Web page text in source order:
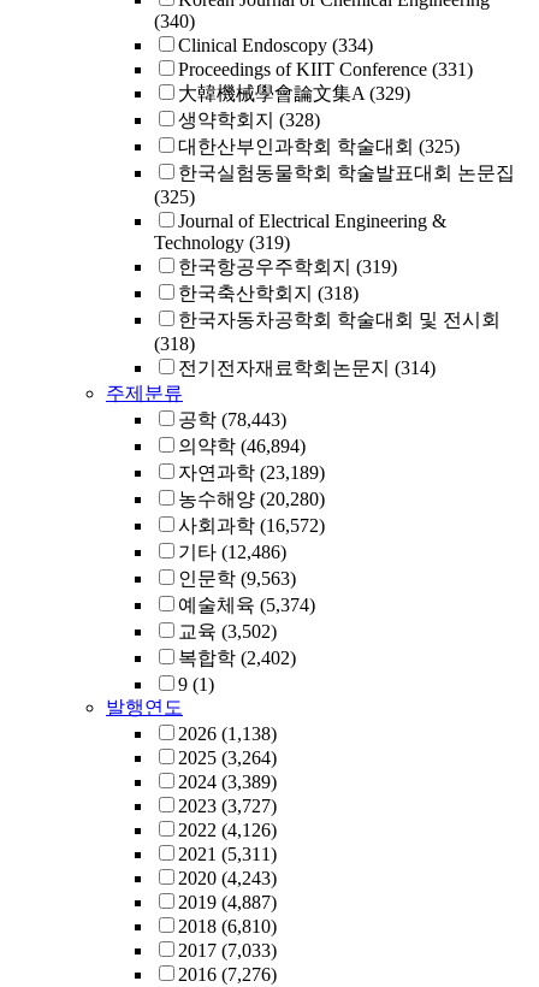
(340)
Clinical Endoscopy (334)
Proceedings of KIIT Conference (331)
大韓機械學會論文集A (329)
생약학회지 (328)
대한산부인과학회 학술대회 (325)
한국실험동물학회 학술발표대회 논문집
(325)
Journal of Electrical Engineering &
Technology (319)
한국항공우주학회지 (319)
한국축산학회지 (318)
한국자동차공학회 학술대회 및 전시회
(318)
전기전자재료학회논문지 (314)
주제분류
공학 (78,443)
의약학 (46,894)
자연과학 (23,189)
농수해양 (20,280)
사회과학 (16,572)
기타 (12,486)
인문학 (9,563)
예술체육 (5,374)
교육 (3,502)
복합학 (2,402)
9 (1)
발행연도
2026 (1,138)
2025 (3,264)
2024 (3,389)
2023 (3,727)
2022 (4,126)
2021 (5,311)
2020 (4,243)
2019 (4,887)
2018 (6,810)
2017 (7,033)
2016 (7,276)